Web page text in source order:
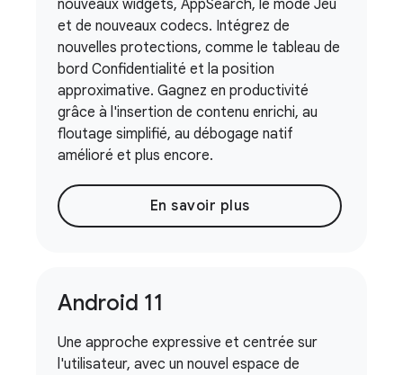
nouveaux widgets, AppSearch, le mode Jeu
et de nouveaux codecs. Intégrez de
nouvelles protections, comme le tableau de
bord Confidentialité et la position
approximative. Gagnez en productivité
grâce à l'insertion de contenu enrichi, au
floutage simplifié, au débogage natif
amélioré et plus encore.
En savoir plus
Android 11
Une approche expressive et centrée sur
l'utilisateur, avec un nouvel espace de